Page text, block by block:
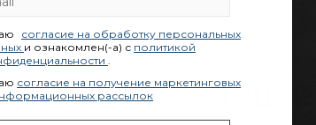
ТРЦ
согласие на обработку персональных
и ознакомлен(-а) с политикой
согласие на получение маркетинговых
рассылок